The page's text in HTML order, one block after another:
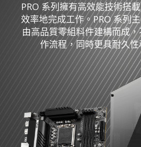
PRO 系列擁有高效能技術搭
效率地完成工作。PRO 系列
由高品質零組料件建構而成
作流程，同時更具耐久